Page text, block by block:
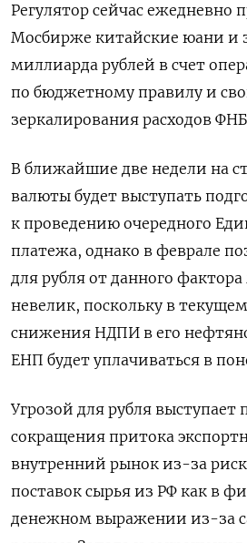
Регулятор сейчас ежедневно
Мосбирже китайские юани и
миллиарда рублей в счет
по бюджетному правилу и
зеркалирования расходов
В ближайшие две недели на
валюты будет выступать
к проведению очередного
платежа, однако в феврале
для рубля от данного
невелик, поскольку в
снижения НДПИ в его
ЕНП будет уплачиваться в
Угрозой для рубля выступает
сокращения притока
внутренний ‌рынок из-за
поставок сырья из РФ как в
денежном выражении ‌из-за